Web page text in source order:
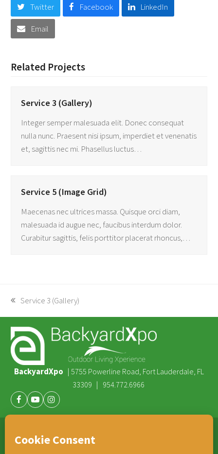
Twitter Facebook LinkedIn
Email
Related Projects
Service 3 (Gallery)
Integer semper malesuada elit. Donec consequat
nulla nunc. Praesent nisi ipsum, imperdiet et venenatis
et, sagittis nec mi. Phasellus luctus…
Service 5 (Image Grid)
Maecenas nec ultrices massa. Quisque orci diam,
malesuada id augue nec, faucibus interdum dolor.
Curabitur sagittis, felis porttitor placerat rhoncus,…
previous
Service 3 (Gallery)
BackyardXpo | 5755 Powerline Road, Fort Lauderdale, FL
33309 | 954.772.6966
Facebook
YoutubeInstagram
®